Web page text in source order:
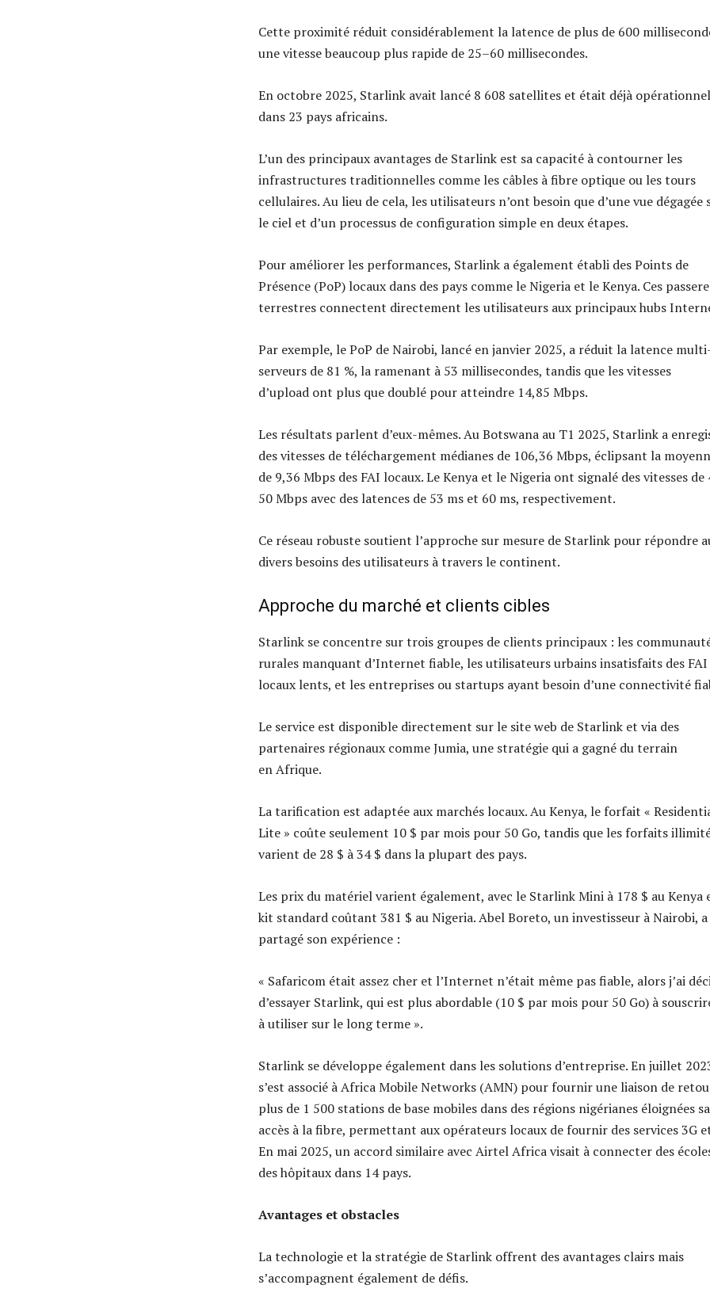
Cette proximité réduit considérablement la latence de plus de 600
une vitesse beaucoup plus rapide de 25–60 millisecondes.
En octobre 2025, Starlink avait lancé 8 608 satellites et était déjà opérationnel
dans 23 pays africains.
L’un des principaux avantages de Starlink est sa capacité à contourner les
infrastructures traditionnelles comme les câbles à fibre optique ou les tours
cellulaires. Au lieu de cela, les utilisateurs n’ont besoin que d’une vue dégagée
le ciel et d’un processus de configuration simple en deux étapes.
Pour améliorer les performances, Starlink a également établi des Points de
Présence (PoP) locaux dans des pays comme le Nigeria et le Kenya. Ces
terrestres connectent directement les utilisateurs aux principaux hubs
Par exemple, le PoP de Nairobi, lancé en janvier 2025, a réduit la latence
serveurs de 81 %, la ramenant à 53 millisecondes, tandis que les vitesses
d’upload ont plus que doublé pour atteindre 14,85 Mbps.
Les résultats parlent d’eux-mêmes. Au Botswana au T1 2025, Starlink a
des vitesses de téléchargement médianes de 106,36 Mbps, éclipsant la
de 9,36 Mbps des FAI locaux. Le Kenya et le Nigeria ont signalé des vitesses de
50 Mbps avec des latences de 53 ms et 60 ms, respectivement.
Ce réseau robuste soutient l’approche sur mesure de Starlink pour répondre
divers besoins des utilisateurs à travers le continent.
Approche du marché et clients cibles
Starlink se concentre sur trois groupes de clients principaux : les
rurales manquant d’Internet fiable, les utilisateurs urbains insatisfaits des FAI
locaux lents, et les entreprises ou startups ayant besoin d’une connectivité
Le service est disponible directement sur le site web de Starlink et via des
partenaires régionaux comme Jumia, une stratégie qui a gagné du terrain
en Afrique.
La tarification est adaptée aux marchés locaux. Au Kenya, le forfait «
Lite » coûte seulement 10 $ par mois pour 50 Go, tandis que les forfaits
varient de 28 $ à 34 $ dans la plupart des pays.
Les prix du matériel varient également, avec le Starlink Mini à 178 $ au Kenya
kit standard coûtant 381 $ au Nigeria. Abel Boreto, un investisseur à Nairobi, a
partagé son expérience :
« Safaricom était assez cher et l’Internet n’était même pas fiable, alors j’ai
d’essayer Starlink, qui est plus abordable (10 $ par mois pour 50 Go) à
à utiliser sur le long terme ».
Starlink se développe également dans les solutions d’entreprise. En juillet
s’est associé à Africa Mobile Networks (AMN) pour fournir une liaison de
plus de 1 500 stations de base mobiles dans des régions nigérianes éloignées
accès à la fibre, permettant aux opérateurs locaux de fournir des services 3G
En mai 2025, un accord similaire avec Airtel Africa visait à connecter des
des hôpitaux dans 14 pays.
Avantages et obstacles
La technologie et la stratégie de Starlink offrent des avantages clairs mais
s’accompagnent également de défis.